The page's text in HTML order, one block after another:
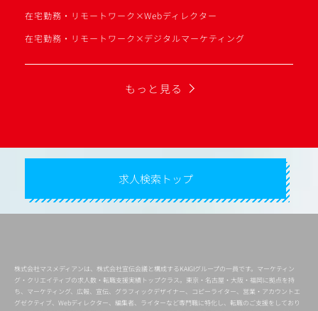
在宅勤務・リモートワーク×Webディレクター
在宅勤務・リモートワーク×デジタルマーケティング
もっと見る
求人検索トップ
株式会社マスメディアンは、株式会社宣伝会議と構成するKAIGIグループの一員です。マーケティン
グ・クリエイティブの求人数・転職支援実績トップクラス。東京・名古屋・大阪・福岡に拠点を持
ち、マーケティング、広報、宣伝、グラフィックデザイナー、コピーライター、営業・アカウントエ
グゼクティブ、Webディレクター、編集者、ライターなど専門職に特化し、転職のご支援をしており